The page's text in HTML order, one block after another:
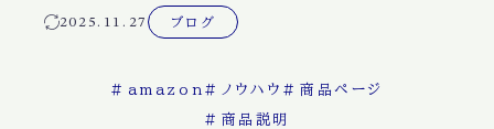
2025.11.27 ブログ
# amazon # ノウハウ # 商品ページ
# 商品説明